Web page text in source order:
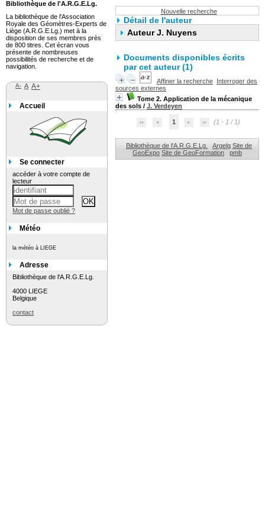
Nouvelle recherche
Détail de l'auteur
Auteur J. Nuyens
Documents disponibles écrits
par cet auteur (1)
Affiner la recherche Interroger des
sources externes
Tome 2. Application de la mécanique
des sols / J. Verdeyen
1 (1 - 1 / 1)
Bibliothèque de l'A.R.G.E.Lg. Argelg Site de
GeoExpo Site de GeoFormation pmb
Bibliothèque de l'A.R.G.E.Lg.
La bibliothèque de l'Association
Royale des Géomètres-Experts de
Liège (A.R.G.E.Lg.) met à la
disposition de ses membres près
de 800 titres. Cet écran vous
présente de nombreuses
possibilités de recherche et de
navigation.
A- A A+
Accueil
Se connecter
accéder à votre compte de
lecteur
Mot de passe oublié ?
Météo
la météo à LIEGE
Adresse
Bibliothèque de l'A.R.G.E.Lg.
4000 LIEGE
Belgique
contact